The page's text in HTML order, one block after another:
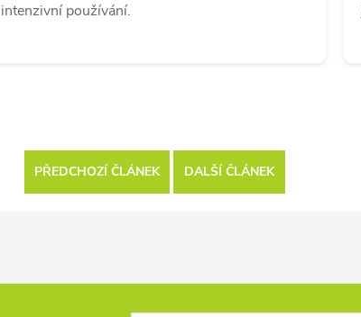
intenzivní používání.
PŘEDCHOZÍ ČLÁNEK DALŠÍ ČLÁNEK